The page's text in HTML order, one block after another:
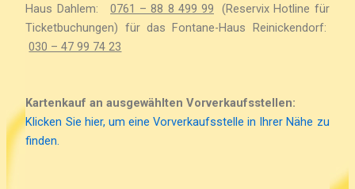
Haus Dahlem:0761 – 88 8 499 99 (Reservix Hotline für
Ticketbuchungen) für das Fontane-Haus Reinickendorf:
030 – 47 99 74 23
Kartenkauf an ausgewählten Vorverkaufsstellen:
Klicken Sie hier, um eine Vorverkaufsstelle in Ihrer Nähe zu
finden.